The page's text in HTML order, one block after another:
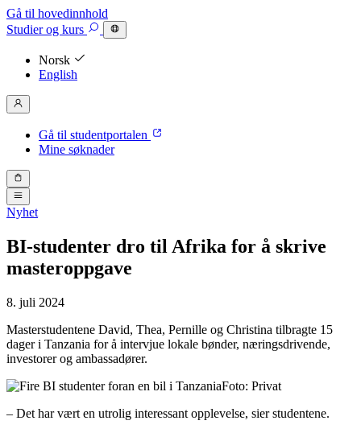
Gå til hovedinnhold
Studierog kurs
Norsk
English
Gå til studentportalen
Mine søknader
Nyhet
BI-studenter dro til Afrika for å skrive
masteroppgave
8. juli 2024
Masterstudentene David, Thea, Pernille og Christina tilbragte 15
dager i Tanzania for å intervjue lokale bønder, næringsdrivende,
investorer og ambassadører.
Foto: Privat
– Det har vært en utrolig interessant opplevelse, sier studentene.